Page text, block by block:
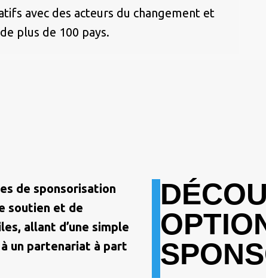
avec des acteurs du changement et
plus de 100 pays.
de sponsorisation
soutien et de
allant d’une simple
un partenariat à part